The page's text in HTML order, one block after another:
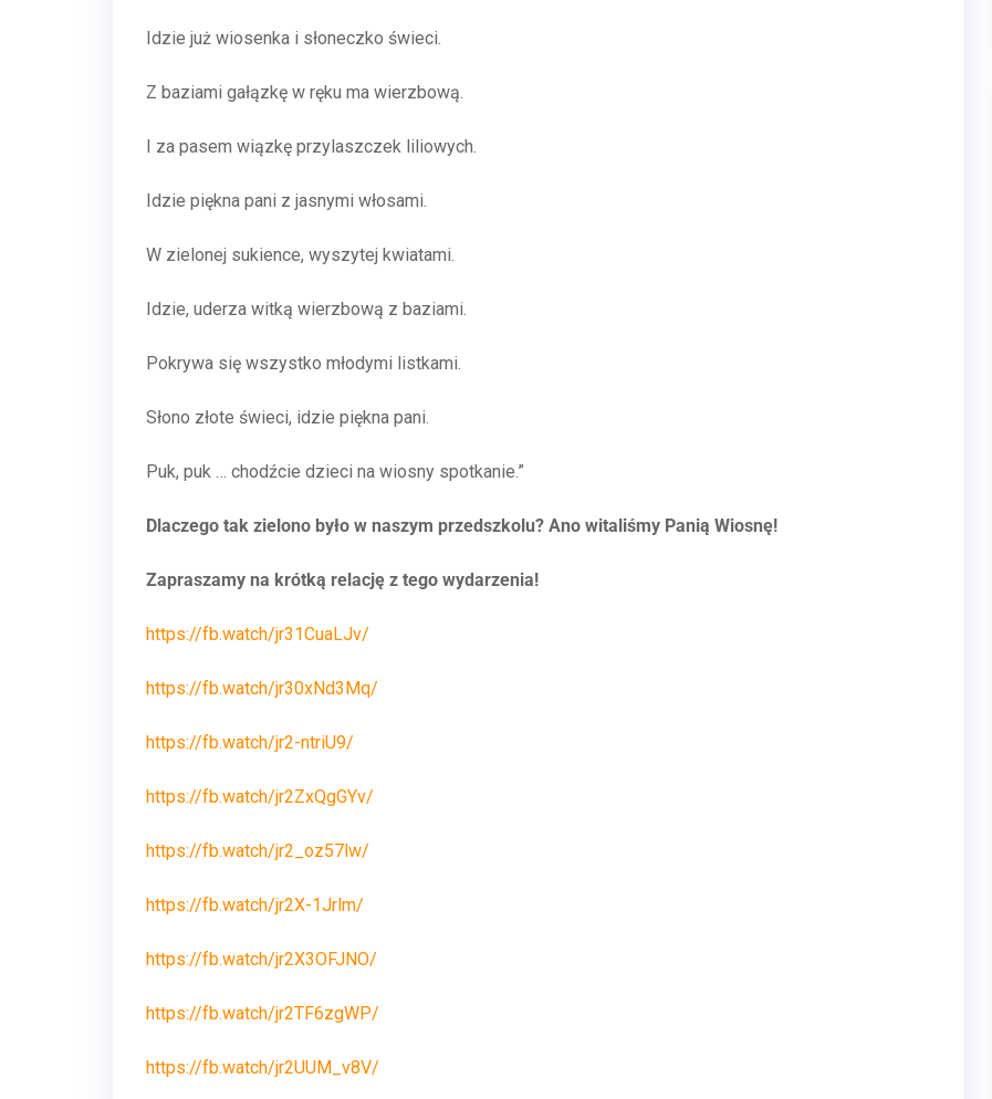
Idzie już wiosenka i słoneczko świeci.
Z baziami gałązkę w ręku ma wierzbową.
I za pasem wiązkę przylaszczek liliowych.
Idzie piękna pani z jasnymi włosami.
W zielonej sukience, wyszytej kwiatami.
Idzie, uderza witką wierzbową z baziami.
Pokrywa się wszystko młodymi listkami.
Słono złote świeci, idzie piękna pani.
Puk, puk … chodźcie dzieci na wiosny spotkanie.”
Dlaczego tak zielono było w naszym przedszkolu? Ano witaliśmy Panią Wiosnę!
Zapraszamy na krótką relację z tego wydarzenia!
https://fb.watch/jr31CuaLJv/
https://fb.watch/jr30xNd3Mq/
https://fb.watch/jr2-ntriU9/
https://fb.watch/jr2ZxQgGYv/
https://fb.watch/jr2_oz57lw/
https://fb.watch/jr2X-1Jrlm/
https://fb.watch/jr2X3OFJNO/
https://fb.watch/jr2TF6zgWP/
https://fb.watch/jr2UUM_v8V/